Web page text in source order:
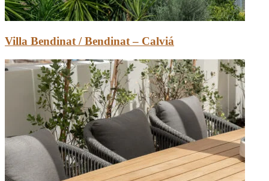
Villa Bendinat / Bendinat – Calviá